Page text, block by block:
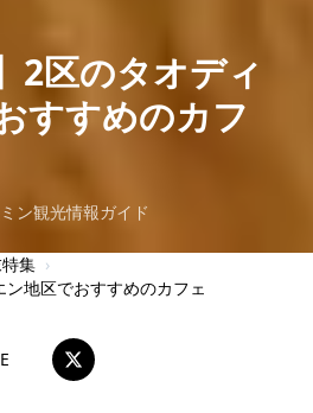
2区のタオディ
すすめのカフ
ン観光情報ガイド
集 ›
ン地区でおすすめのカフェ